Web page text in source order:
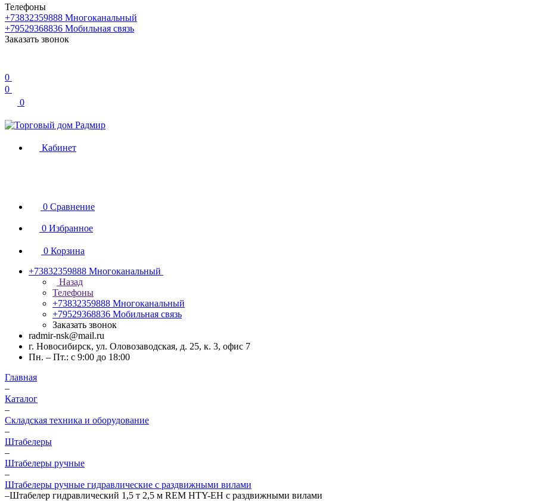
Телефоны
+73832359888 Многоканальный
+79529368836 Мобильная связь
Заказать звонок
0
0
0
Кабинет
0 Сравнение
0 Избранное
0 Корзина
+73832359888 Многоканальный
Назад
Телефоны
+73832359888 Многоканальный
+79529368836 Мобильная связь
Заказать звонок
radmir-nsk@mail.ru
г. Новосибирск, ул. Оловозаводская, д. 25, к. 3, офис 7
Пн. – Пт.: с 9:00 до 18:00
Главная
–
Каталог
–
Складская техника и оборудование
–
Штабелеры
–
Штабелеры ручные
–
Штабелеры ручные гидравлические с раздвижными вилами
–Штабелер гидравлический 1,5 т 2,5 м REM HTY-EH с раздвижными вилами